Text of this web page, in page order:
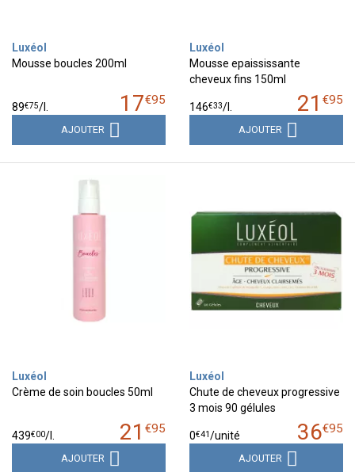
Luxéol
Mousse boucles 200ml
17€95
89€75/
AJOUTER
Luxéol
Mousse epaississante
cheveux fins 150ml
21 €95
146€33/
AJOUTER
Luxéol
Crème de soin boucles 50ml
21 €95
439€00/
AJOUTER
Luxéol
Chute de cheveux progressive
3 mois 90 gélules
36€95
0€41/unité
AJOUTER